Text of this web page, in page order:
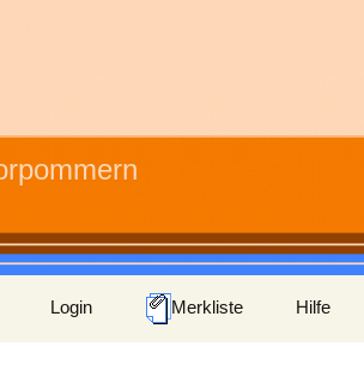
Login Merkliste Hilfe